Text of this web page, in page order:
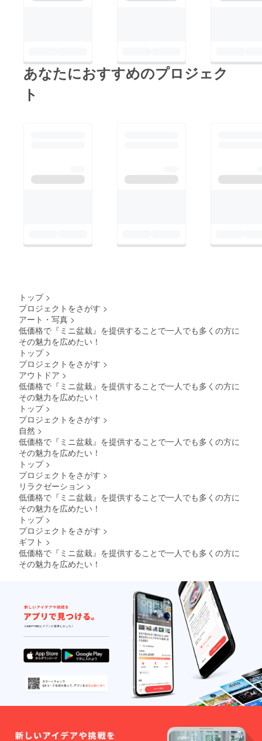
あなたにおすすめのプロジェク
ト
トップ >
プロジェクトをさがす >
アート・写真 >
低価格で『ミニ盆栽』を提供することで一人でも多くの方に
その魅力を広めたい！
トップ >
プロジェクトをさがす >
アウトドア >
低価格で『ミニ盆栽』を提供することで一人でも多くの方に
その魅力を広めたい！
トップ >
プロジェクトをさがす >
自然 >
低価格で『ミニ盆栽』を提供することで一人でも多くの方に
その魅力を広めたい！
トップ >
プロジェクトをさがす >
リラクゼーション >
低価格で『ミニ盆栽』を提供することで一人でも多くの方に
その魅力を広めたい！
トップ >
プロジェクトをさがす >
ギフト >
低価格で『ミニ盆栽』を提供することで一人でも多くの方に
その魅力を広めたい！